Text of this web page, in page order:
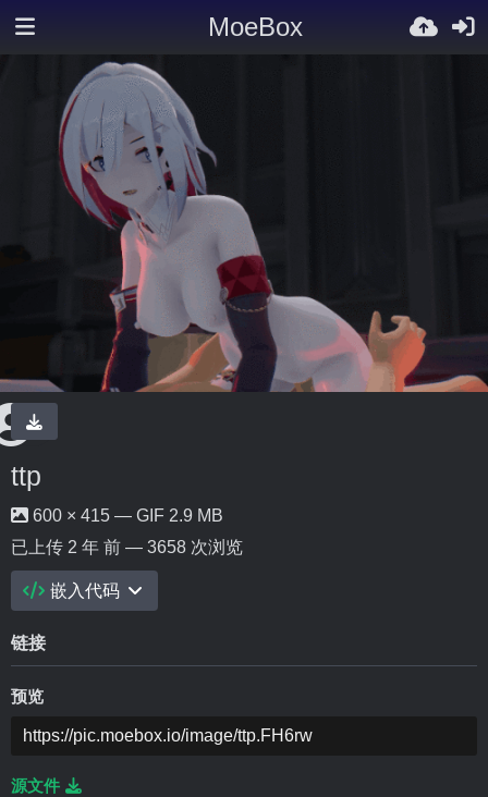
MoeBox
ttp
600 × 415 — GIF 2.9 MB
已上传 2 年 前 — 3658 次浏览
嵌入代码
链接
预览
源文件